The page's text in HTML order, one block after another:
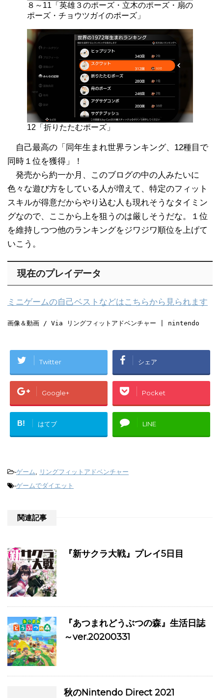
８～11「英雄３のポーズ・立木のポーズ・扇の
ポーズ・チョウツガイのポーズ」
12「折りたたむポーズ」
自己最高の「同年生まれ世界ランキング、12種目で
同時１位を獲得」！
発売から約一か月、このブログの中の人みたいに
色々な遊び方をしている人が増えて、特定のフィット
スキルが得意だからやり込む人も現れそうなタイミン
グなので、ここから上を狙うのは厳しそうだな。１位
を維持しつつ他のランキングをジワジワ順位を上げて
いこう。
現在のプレイデータ
ミニゲームの自己ベストなどはこちらから見られます
画像＆動画 / Via リングフィットアドベンチャー | nintendo
Twitter シェア
Google+ Pocket
B! はてブ LINE
-ゲーム, リングフィットアドベンチャー
-ゲームでダイエット
関連記事
『新サクラ大戦』プレイ5日目
『あつまれどうぶつの森』生活日誌
～ver.20200331
秋のNintendo Direct 2021